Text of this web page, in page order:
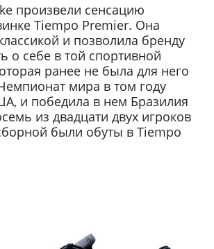
произвели сенсацию
Tiempo Premier. Она
и позволила бренду
о себе в той спортивной
ранее не была для него
мира в том году
и победила в нем Бразилия
из двадцати двух игроков
были обуты в Tiempo